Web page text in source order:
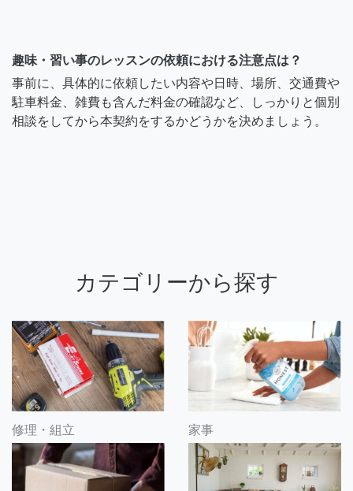
趣味・習い事のレッスンの依頼における注意点は？
事前に、具体的に依頼したい内容や日時、場所、交通費や
駐車料金、雑費も含んだ料金の確認など、しっかりと個別
相談をしてから本契約をするかどうかを決めましょう。
カテゴリーから探す
修理・組立 家事